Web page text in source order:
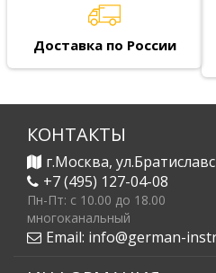
Доставка по России
КОНТАКТЫ
г.Москва,
+7 (495) 127-04-08
Пн-Пт: c 10.00 до 18.00
многоканальный
Email: info@german-